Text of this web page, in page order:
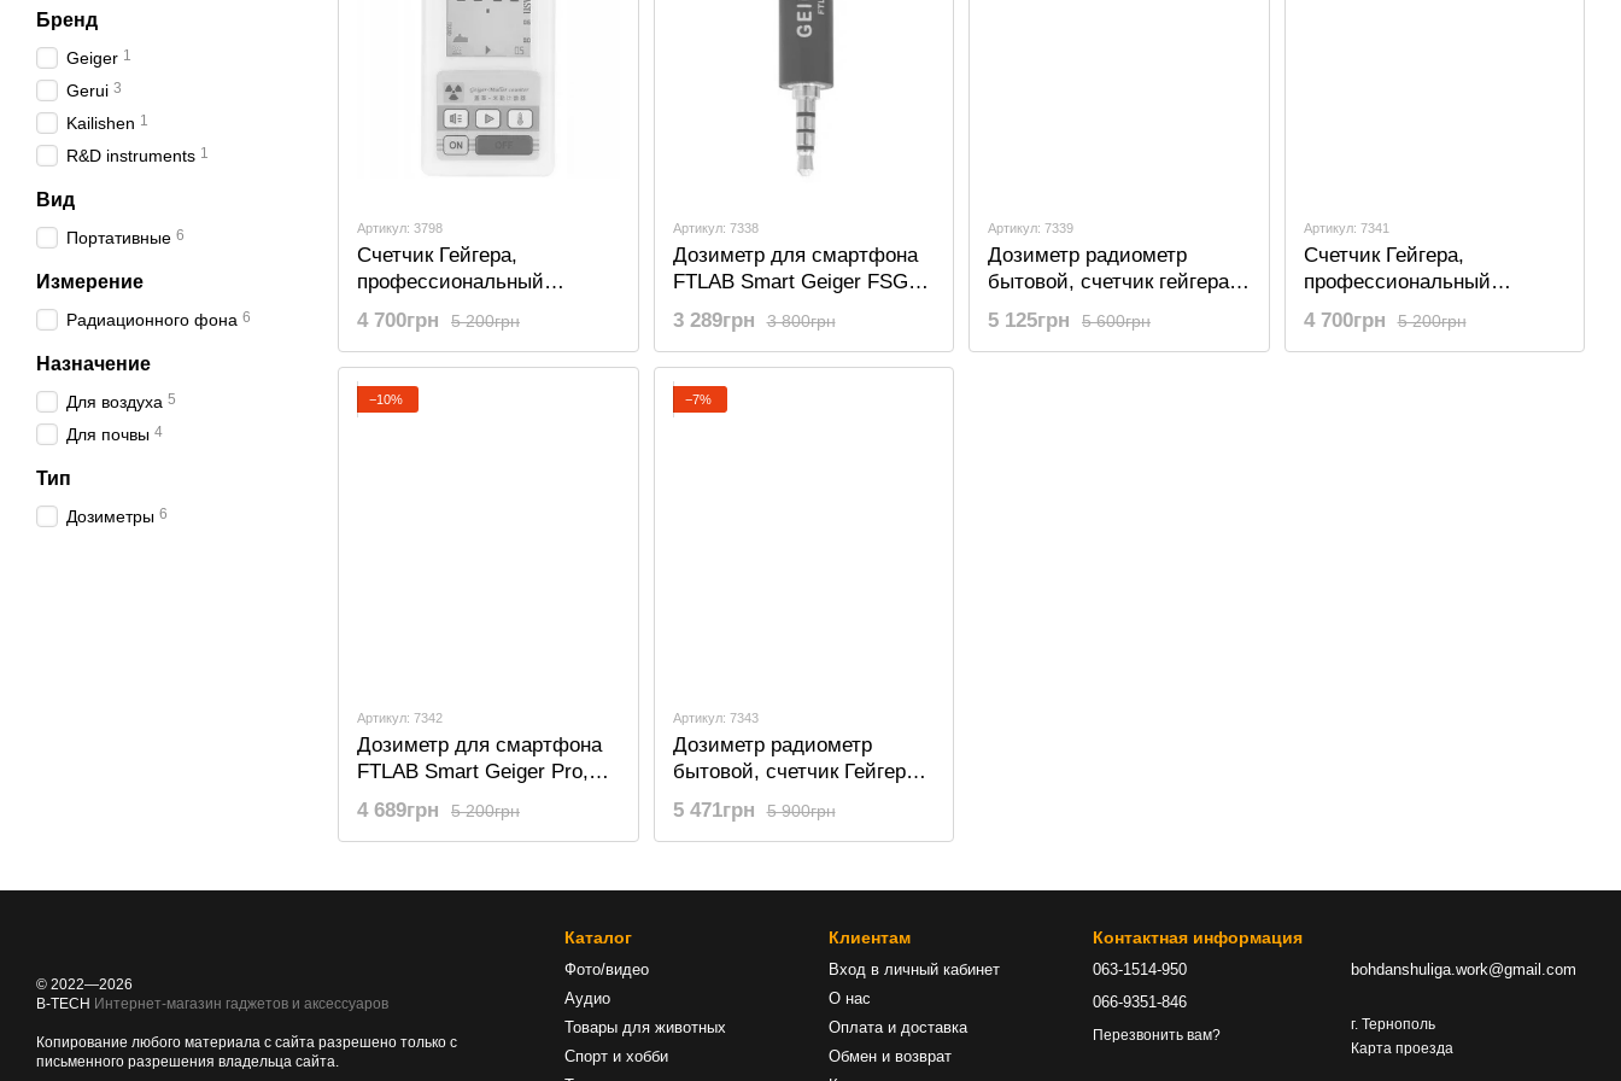
Артикул: 3798
Счетчик Гейгера,
профессиональный
радиационный тестер-
дозиметр Kailishen GB188,
Серый
5 200грн
4 700грн
Артикул: 7338
Дозиметр для смартфона
FTLAB Smart Geiger FSG-
001, для измерения
радиации предметов (не
измеряет общий фон)
3 800грн
3 289грн
Артикул: 7339
Дозиметр радиометр
бытовой, счетчик гейгера -
прибор для измерения
радиации Kailishen BR-9B
5 600грн
5 125грн
Артикул: 7341
Счетчик Гейгера,
профессиональный
радиационный тестер-
дозиметр Kailishen GB188,
5 200грн
4 700грн
−10%
Артикул: 7342
Дозиметр для смартфона
FTLAB Smart Geiger Pro,
для измерения общего
радиационного фона
5 200грн
4 689грн
−7%
Артикул: 7343
Дозиметр радиометр
бытовой, счетчик Гейгера -
прибор для измерения
радиации R&D
5 900грн
5 471грн
Бренд
Geiger 1
Gerui 3
Kailishen 1
R&D instruments 1
Вид
Портативные 6
Измерение
Радиационного фона 6
Назначение
Для воздуха 5
Для почвы 4
Тип
Дозиметры 6
© 2022—2026
B-TECH Интернет-магазин гаджетов и аксессуаров
Копирование любого материала с сайта разрешено только с
письменного разрешения владельца сайта.
Каталог
Фото/видео
Аудио
Товары для животных
Спорт и хобби
Клиентам
Вход в личный кабинет
О нас
Оплата и доставка
Обмен и возврат
Контактная информация
063-1514-950
066-9351-846
Перезвонить вам?
bohdanshuliga.work@gmail.com
г. Тернополь
Карта проезда